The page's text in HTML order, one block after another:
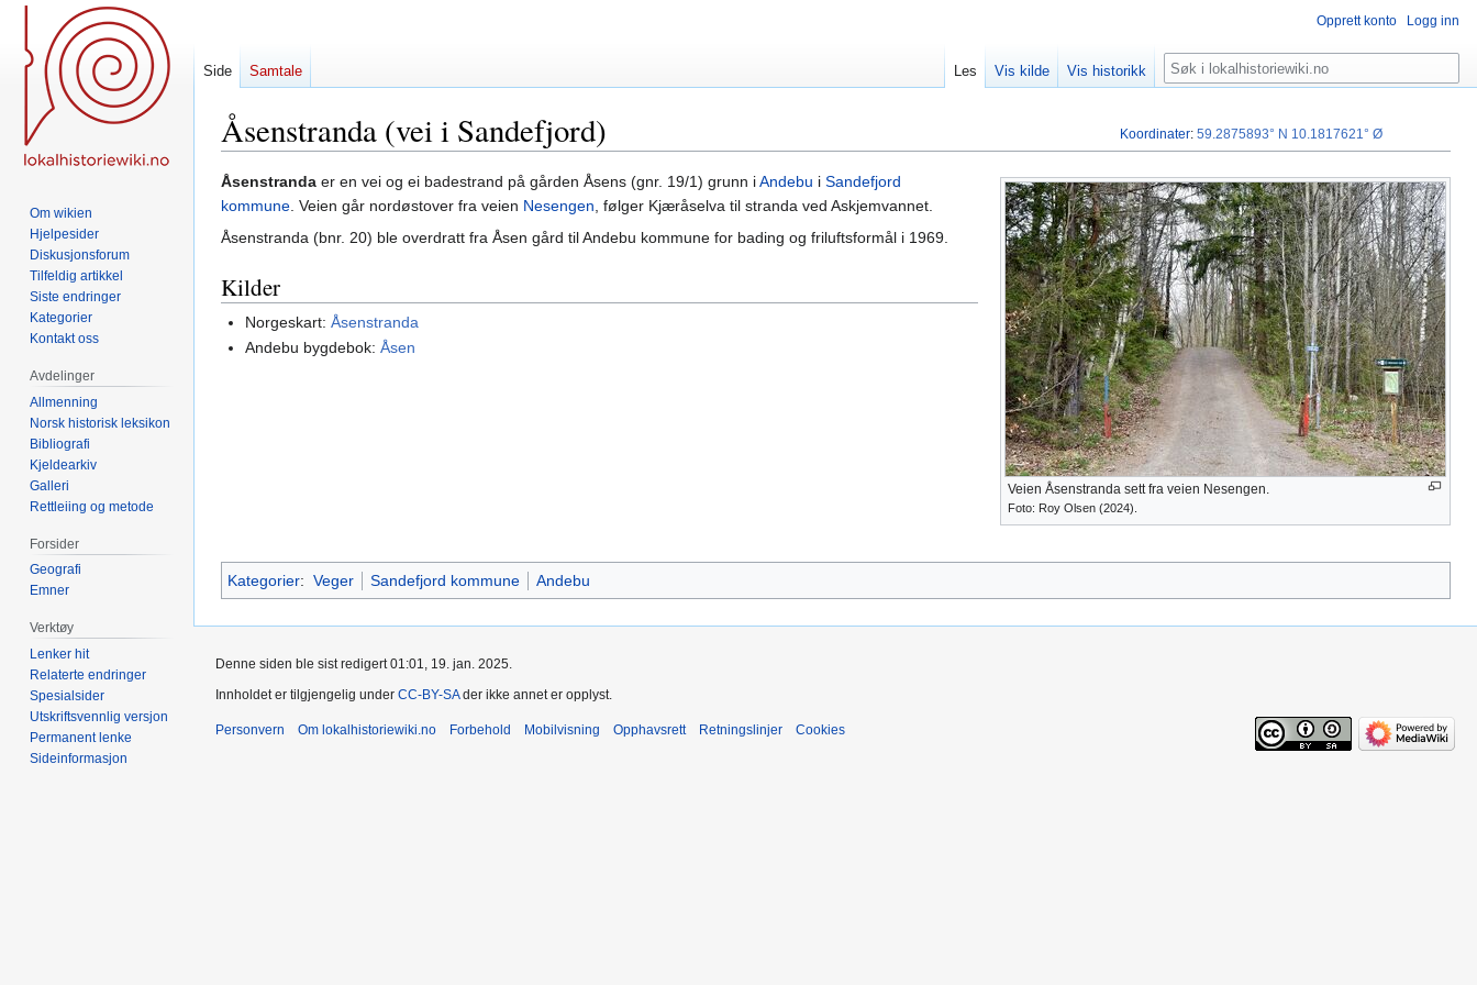
Åsenstranda (vei i Sandefjord)
Hopp
til
navigering
Hopp
til
søk
Veien Åsenstranda sett fra veien Nesengen.
Foto: Roy Olsen (2024).
Åsenstranda er en vei og ei badestrand på gården Åsens (gnr. 19/1) grunn iAndebu i Sandefjord
kommune. Veien går nordøstover fra veien Nesengen, følger Kjæråselva til stranda ved Askjemvannet.
Åsenstranda (bnr. 20) ble overdratt fra Åsen gård til Andebu kommune for bading og friluftsformål i 1969.
Kilder
Norgeskart:Åsenstranda
Andebu bygdebok:Åsen
Koordinater:59.2875893° N 10.1817621° Ø
Kategorier: Veger Sandefjord kommune Andebu
Opprett konto Logg inn
Side Samtale Les Vis kilde Vis historikk Søk
Om wikien
Hjelpesider
Diskusjonsforum
Tilfeldig artikkel
Siste endringer
Kategorier
Kontakt oss
Avdelinger
Allmenning
Norsk historisk leksikon
Bibliografi
Kjeldearkiv
Galleri
Rettleiing og metode
Forsider
Geografi
Emner
Verktøy
Lenker hit
Relaterte endringer
Spesialsider
Utskriftsvennlig versjon
Permanent lenke
Sideinformasjon
Denne siden ble sist redigert 01:01, 19. jan. 2025.
Innholdet er tilgjengelig under CC-BY-SAder ikke annet er opplyst.
Personvern Om lokalhistoriewiki.no Forbehold Mobilvisning Opphavsrett Retningslinjer Cookies